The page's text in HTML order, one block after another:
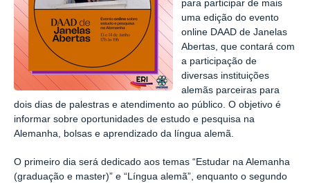
para participar de mais
uma edição do evento
online DAAD de Janelas
Abertas, que contará com
a participação de
diversas instituições
alemãs parceiras para
dois dias de palestras e atendimento ao público. O objetivo é
informar sobre oportunidades de estudo e pesquisa na
Alemanha, bolsas e aprendizado da língua alemã.
O primeiro dia será dedicado aos temas “Estudar na Alemanha
(graduação e master)” e “Língua alemã”, enquanto o segundo